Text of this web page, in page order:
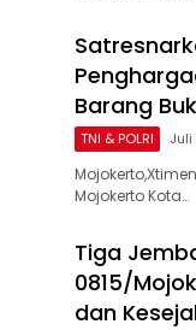
Barang
TNI & POLRI
Mojokerto Kota…
Tiga
0815/
dan